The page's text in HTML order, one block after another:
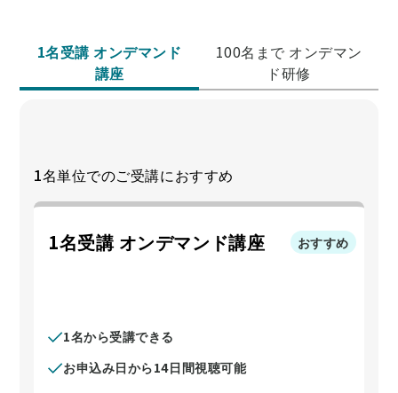
1名受講 オンデマンド
講座
100名まで オンデマン
ド研修
1名単位でのご受講におすすめ
1名受講 オンデマンド講座 おすすめ
1名から受講できる
お申込み日から14日間視聴可能